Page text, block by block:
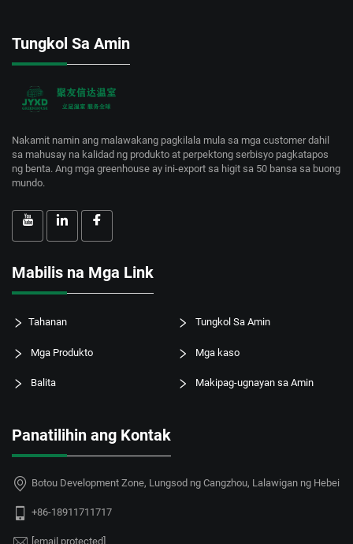
Tungkol Sa Amin
Nakamit namin ang malawakang pagkilala mula sa mga customer dahil
sa mahusay na kalidad ng produkto at perpektong serbisyo pagkatapos
ng benta. Ang mga greenhouse ay ini-export sa higit sa 50 bansa sa buong
mundo.
Mabilis na Mga Link
Tahanan Tungkol Sa Amin
Mga Produkto Mga kaso
Balita Makipag-ugnayan sa Amin
Panatilihin ang Kontak
Botou Development Zone, Lungsod ng Cangzhou, Lalawigan ng Hebei
+86-18911711717
[email protected]